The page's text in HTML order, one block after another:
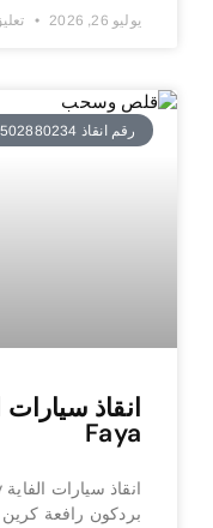
يوليو 26, 2026
رقم انقاذ 00971502880234
Faya
بردكون رافعة